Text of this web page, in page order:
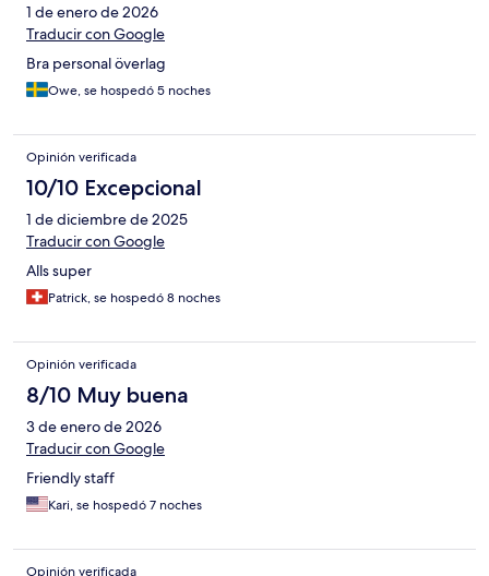
1 de enero de 2026
Traducir con Google
Bra personal överlag
Owe, se hospedó 5 noches
Opinión verificada
10/10 Excepcional
1 de diciembre de 2025
Traducir con Google
Alls super
Patrick, se hospedó 8 noches
Opinión verificada
8/10 Muy buena
3 de enero de 2026
Traducir con Google
Friendly staff
Kari, se hospedó 7 noches
Opinión verificada